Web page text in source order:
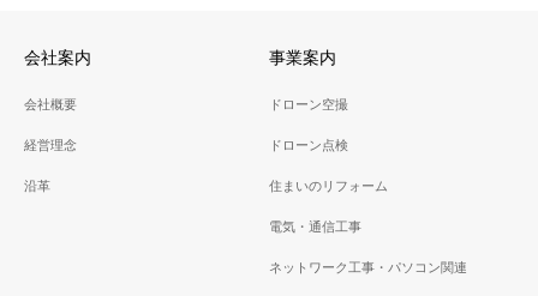
会社案内
会社概要
経営理念
沿革
事業案内
ドローン空撮
ドローン点検
住まいのリフォーム
電気・通信工事
ネットワーク工事・パソコン関連